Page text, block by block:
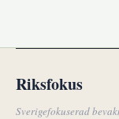
Riksfokus
Sverigefokuserad